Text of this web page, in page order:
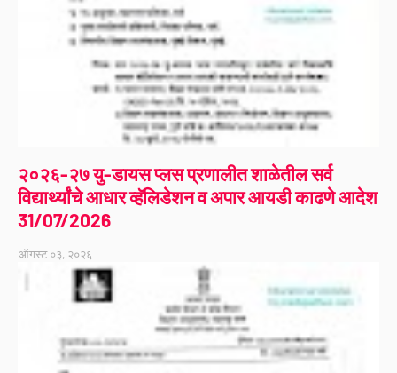
२०२६-२७ यु-डायस प्लस प्रणालीत शाळेतील सर्व
विद्यार्थ्यांचे आधार व्हॅलिडेशन व अपार आयडी काढणे आदेश
31/07/2026
ऑगस्ट ०३, २०२६